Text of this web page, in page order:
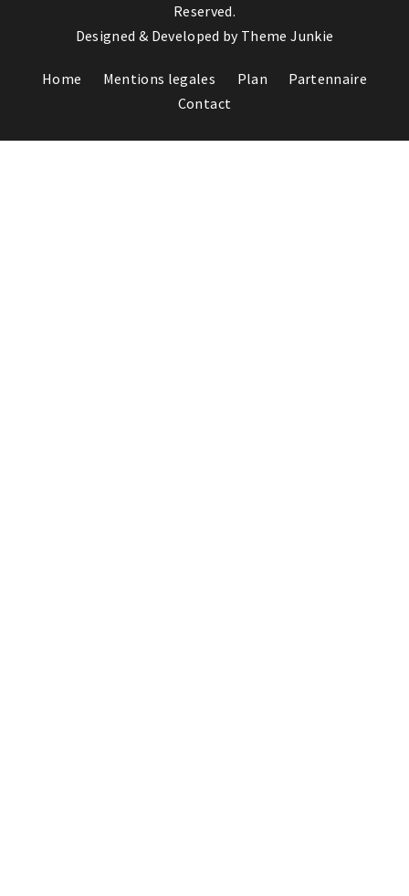
Reserved.
Designed & Developed by Theme Junkie
Home Mentions legales Plan
Partennaire
Contact